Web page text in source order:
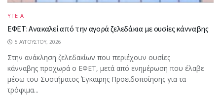
ΥΓΕΙΑ
ΕΦΕΤ: Ανακαλεί από την αγορά ζελεδάκια με ουσίες κάνναβης
5 ΑΥΓΟΎΣΤΟΥ, 2026
Στην ανάκληση ζελεδακίων που περιέχουν ουσίες
κάνναβης προχωρά ο ΕΦΕΤ, μετά από ενημέρωση που έλαβε
μέσω του Συστήματος Έγκαιρης Προειδοποίησης για τα
τρόφιμα...